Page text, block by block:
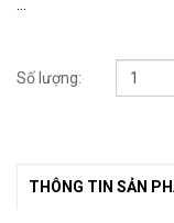
Số lượng:
THÔNG TIN SẢN